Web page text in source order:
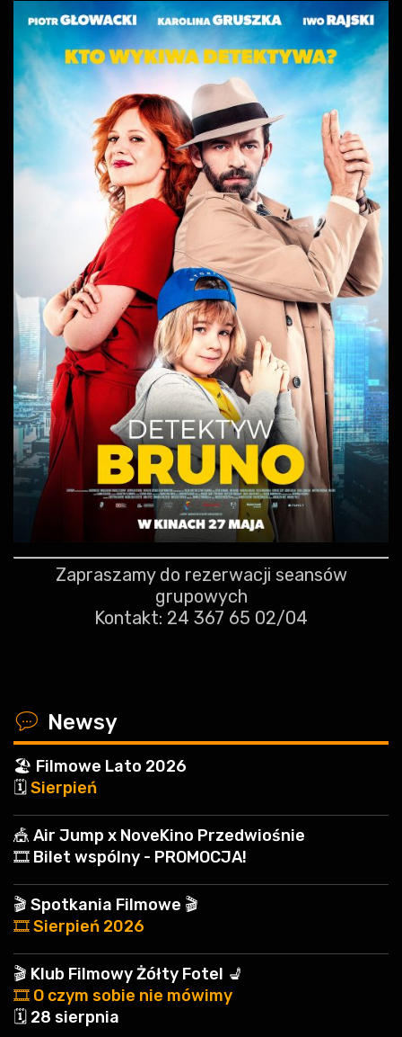
Zapraszamy do rezerwacji seansów
grupowych
Kontakt: 24 367 65 02/04
x Newsy
🏖️ Filmowe Lato 2026
🗓️ Sierpień
🎪 Air Jump x NoveKino Przedwiośnie
🎞️ Bilet wspólny - PROMOCJA!
🎬 Spotkania Filmowe 🎬
🎞️ Sierpień 2026
🎬 Klub Filmowy Żółty Fotel 💺
🎞️ O czym sobie nie mówimy
🗓️ 28 sierpnia